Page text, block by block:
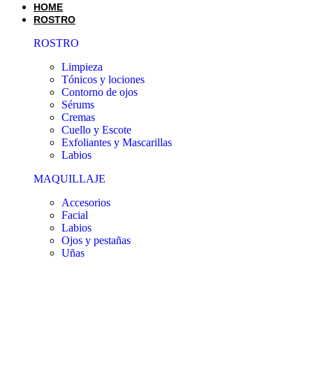
HOME
ROSTRO
ROSTRO
Limpieza
Tónicos y lociones
Contorno de ojos
Sérums
Cremas
Cuello y Escote
Exfoliantes y Mascarillas
Labios
MAQUILLAJE
Accesorios
Facial
Labios
Ojos y pestañas
Uñas